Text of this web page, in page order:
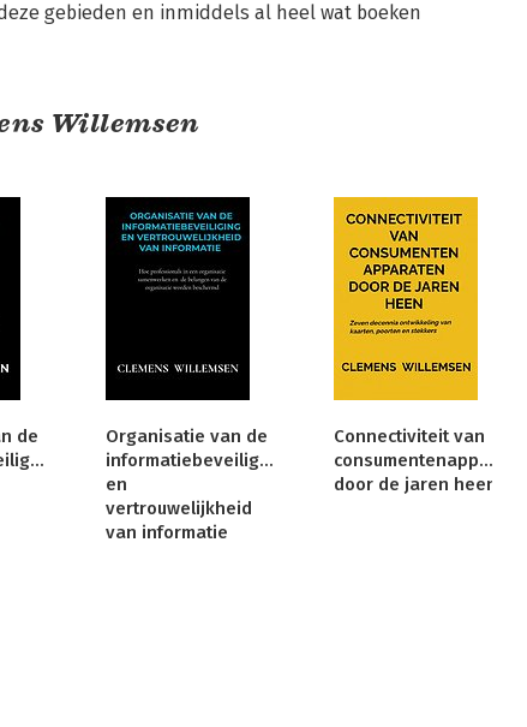
gebieden en inmiddels al heel wat boeken
Willemsen
de
informatiebeveiliging
Organisatie van de
informatiebeveiliging
en
vertrouwelijkheid
van informatie
Connectiviteit van
consumentenapparaten
door de jaren heen